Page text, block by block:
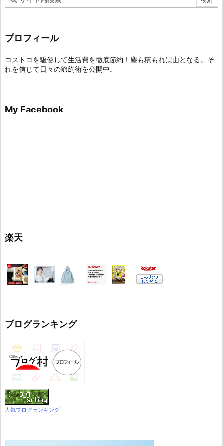
プロフィール
コストコを駆使して生活費を徹底節約！塵も積もれば山となる。そ
れを信じて日々の節約術を公開中。
My Facebook
楽天
ブログランキング
人気ブログランキング